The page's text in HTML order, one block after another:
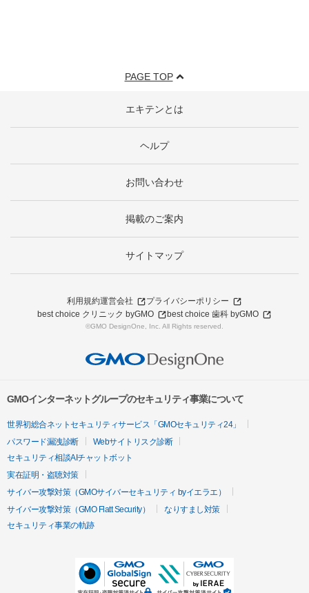
PAGE TOP
エキテンとは
ヘルプ
お問い合わせ
掲載のご案内
サイトマップ
利用規約運営会社
プライバシーポリシー
best choice クリニック byGMO
best choice 歯科 byGMO
©GMO DesignOne, Inc. All Rights reserved.
GMOインターネットグループのセキュリティ事業について
世界初総合ネットセキュリティサービス「GMOセキュリティ24」
パスワード漏洩診断
Webサイトリスク診断
セキュリティ相談AIチャットボット
実在証明・盗聴対策
サイバー攻撃対策（GMOサイバーセキュリティ byイエラエ）
サイバー攻撃対策（GMO Flatt Security）
なりすまし対策
セキュリティ事業の軌跡